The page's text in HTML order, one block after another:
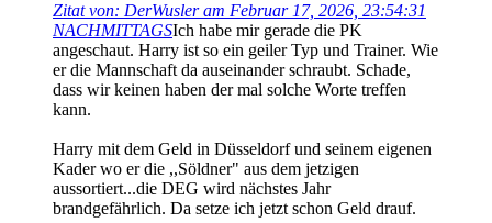
Zitat von: DerWusler am Februar 17, 2026, 23:54:31
NACHMITTAGSIch habe mir gerade die PK
angeschaut. Harry ist so ein geiler Typ und Trainer. Wie
er die Mannschaft da auseinander schraubt. Schade,
dass wir keinen haben der mal solche Worte treffen
kann.
Harry mit dem Geld in Düsseldorf und seinem eigenen
Kader wo er die ,,Söldner" aus dem jetzigen
aussortiert...die DEG wird nächstes Jahr
brandgefährlich. Da setze ich jetzt schon Geld drauf.